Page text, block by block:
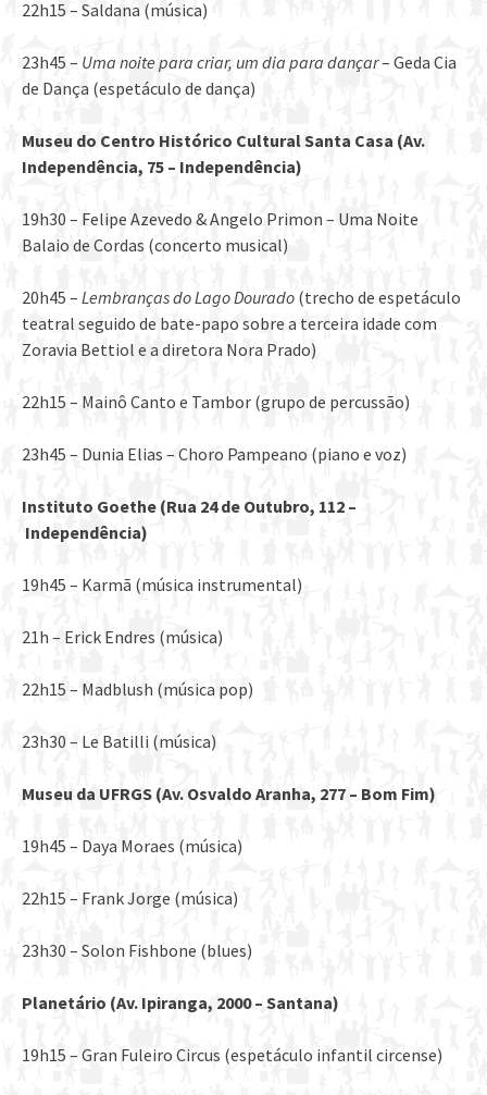
22h15 – Saldana (música)
23h45 – Uma noite para criar, um dia para dançar– Geda Cia
de Dança (espetáculo de dança)
Museu do Centro Histórico Cultural Santa Casa (Av.
Independência, 75 – Independência)
19h30 – Felipe Azevedo & Angelo Primon – Uma Noite
Balaio de Cordas (concerto musical)
20h45 – Lembranças do Lago Dourado (trecho de espetáculo
teatral seguido de bate-papo sobre a terceira idade com
Zoravia Bettiol e a diretora Nora Prado)
22h15 – Mainô Canto e Tambor (grupo de percussão)
23h45 – Dunia Elias – Choro Pampeano (piano e voz)
Instituto Goethe (Rua 24 de Outubro, 112 –
Independência)
19h45 – Karmã (música instrumental)
21h – Erick Endres (música)
22h15 – Madblush (música pop)
23h30 – Le Batilli (música)
Museu da UFRGS (Av. Osvaldo Aranha, 277 – Bom Fim)
19h45 – Daya Moraes (música)
22h15 – Frank Jorge (música)
23h30 – Solon Fishbone (blues)
Planetário (Av. Ipiranga, 2000– Santana)
19h15 – Gran Fuleiro Circus (espetáculo infantil circense)